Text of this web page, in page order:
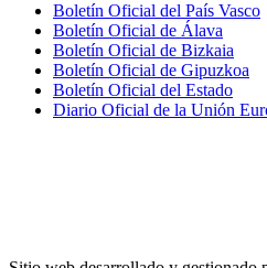
Boletín Oficial del País Vasco
Boletín Oficial de Álava
Boletín Oficial de Bizkaia
Boletín Oficial de Gipuzkoa
Boletín Oficial del Estado
Diario Oficial de la Unión